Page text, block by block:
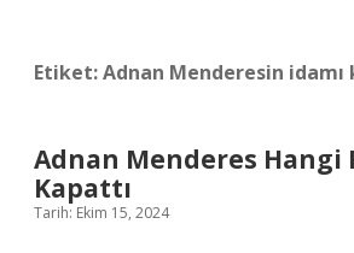
Etiket:Adnan Menderesin idamı
Adnan Menderes Hangi
Kapattı
Tarih: Ekim 15, 2024